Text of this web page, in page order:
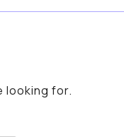
looking for.